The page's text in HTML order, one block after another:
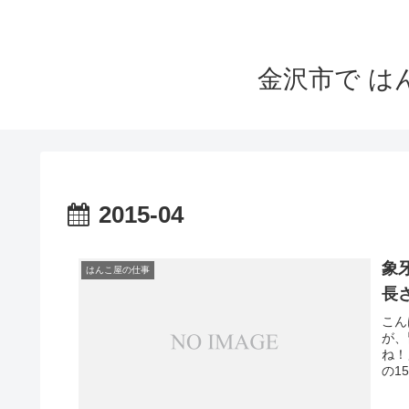
金沢市で は
2015-04
はんこ屋の仕事
象
長
こ
が
ね
の